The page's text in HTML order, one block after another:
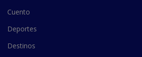
Cuento
Deportes
Destinos